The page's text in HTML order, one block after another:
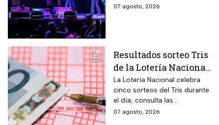
una última gran fiesta de su
07 agosto, 2026
Resultados sorteo Tris
de la Lotería Nacional
hoy viernes 7 de
agosto 2026: Consulta
los números
ganadores
La Lotería Nacional celebra
cinco sorteos del Tris durante
el día; consulta las
combinaciones ganadoras y
07 agosto, 2026